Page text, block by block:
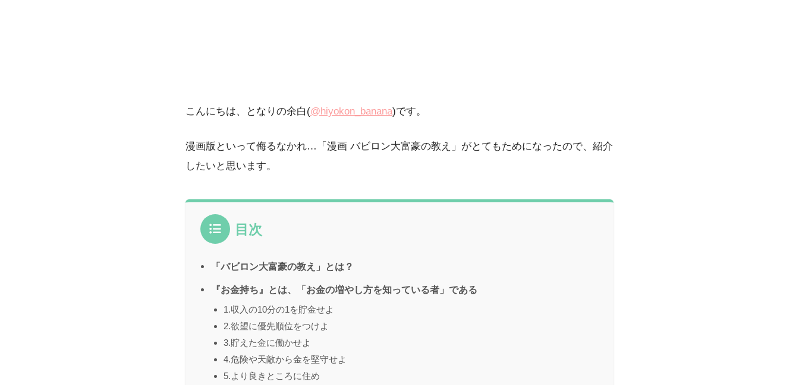
こんにちは、となりの余白(@hiyokon_banana)です。
漫画版といって侮るなかれ…「漫画 バビロン大富豪の教え」がとてもためになったので、紹介
したいと思います。
目次
「バビロン大富豪の教え」とは？
『お金持ち』とは、「お金の増やし方を知っている者」である
1.収入の10分の1を貯金せよ
2.欲望に優先順位をつけよ
3.貯えた金に働かせよ
4.危険や天敵から金を堅守せよ
5.より良きところに住め